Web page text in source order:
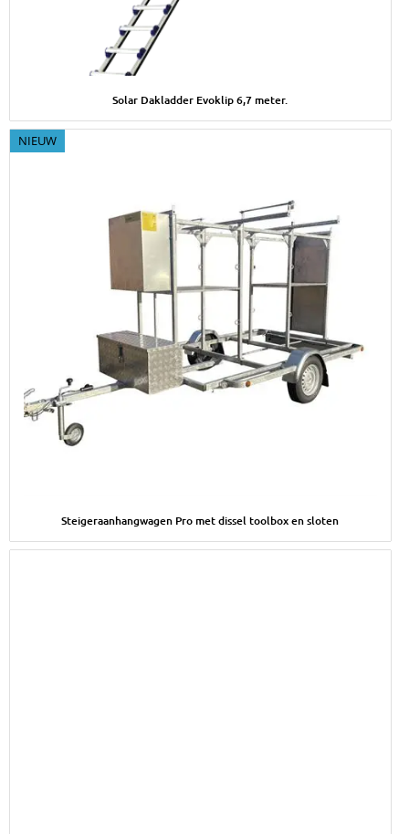
Solar Dakladder Evoklip 6,7 meter.
NIEUW
Steigeraanhangwagen Pro met dissel toolbox en sloten